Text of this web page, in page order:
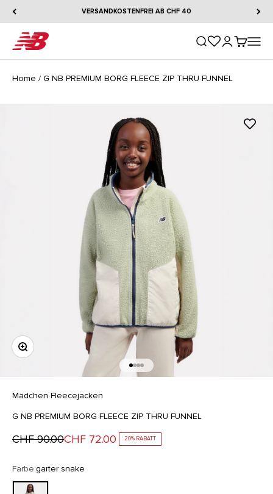
VERSANDKOSTENFREI AB CHF 40
New Balance Suche öffnen
Home / G NB PREMIUM BORG FLEECE ZIP THRU FUNNEL
Bild vergrößern
Gehe zu Element 1
Gehe zu Element 2
Gehe zu Element 3
Gehe zu Element 4
Mädchen Fleecejacken
G NB PREMIUM BORG FLEECE ZIP THRU FUNNEL
Regulärer Preis
CHF 90.00Angebot
CHF 72.00 20% RABATT
Farbe:garter snake
garter snake